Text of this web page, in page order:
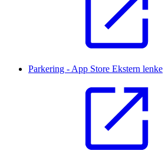
Parkering - App Store Ekstern lenke